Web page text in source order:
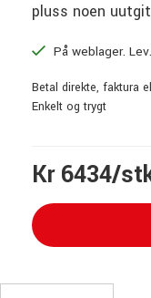
pluss noen
På weblager.
Betal direkte, faktura
Enkelt og trygt
Kr 6434/